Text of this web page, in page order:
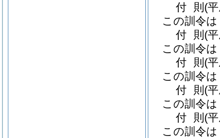
付 則 (
この訓令
付 則 (
この訓令
付 則 (
この訓令
付 則 (
この訓令
付 則 (
この訓令